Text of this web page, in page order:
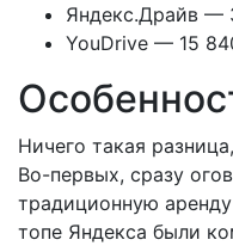
Яндекс.Драйв —
YouDrive — 15
Ничего такая
Во-первых, сразу
традиционную
топе Яндекса были